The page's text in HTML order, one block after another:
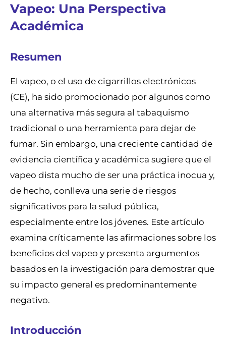
Vapeo: Una Perspectiva
Académica
Resumen
El vapeo, o el uso de cigarrillos electrónicos
(CE), ha sido promocionado por algunos como
una alternativa más segura al tabaquismo
tradicional o una herramienta para dejar de
fumar. Sin embargo, una creciente cantidad de
evidencia científica y académica sugiere que el
vapeo dista mucho de ser una práctica inocua y,
de hecho, conlleva una serie de riesgos
significativos para la salud pública,
especialmente entre los jóvenes. Este artículo
examina críticamente las afirmaciones sobre los
beneficios del vapeo y presenta argumentos
basados en la investigación para demostrar que
su impacto general es predominantemente
negativo.
Introducción